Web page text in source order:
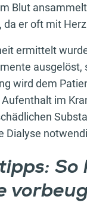
Blut
er oft mit
ermittelt
wird dem
im
Dialyse
So